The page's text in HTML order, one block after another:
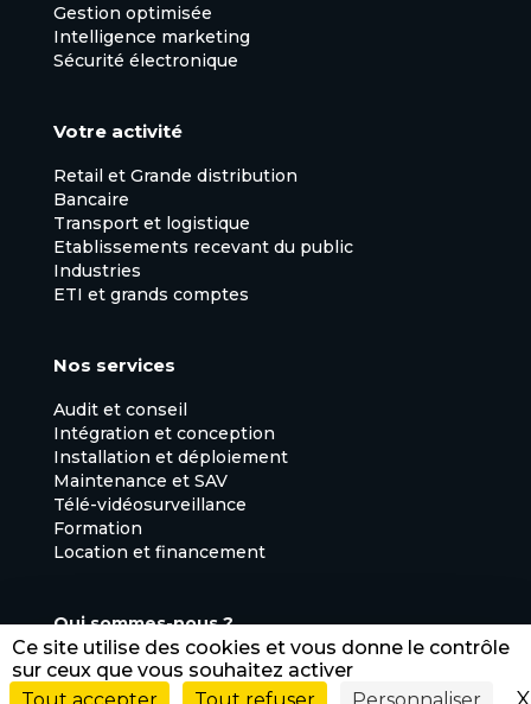
Ce site utilise des cookies et vous donne le contrôle
sur ceux que vous souhaitez activer
Gestion optimisée
Intelligence marketing
Sécurité électronique
Votre activité
Retail et Grande distribution
Bancaire
Transport et logistique
Etablissements recevant du public
Industries
ETI et grands comptes
Nos services
Audit et conseil
Intégration et conception
Installation et déploiement
Maintenance et SAV
Télé-vidéosurveillance
Formation
Location et financement
Qui sommes-nous ?
Actualités
Contact
Mentions légales – CGU